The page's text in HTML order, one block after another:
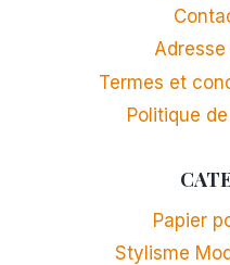
Termes et
Politique
Papier
Stylisme